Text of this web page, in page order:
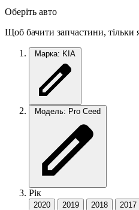
Оберіть авто
Щоб бачити запчастини, тільки
Марка: KIA
Модель: Pro Ceed
Рік
2020 2019 2018 2017